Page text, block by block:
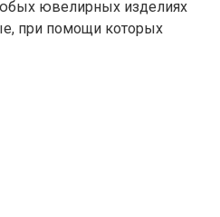
ювелирных изделиях
при помощи которых